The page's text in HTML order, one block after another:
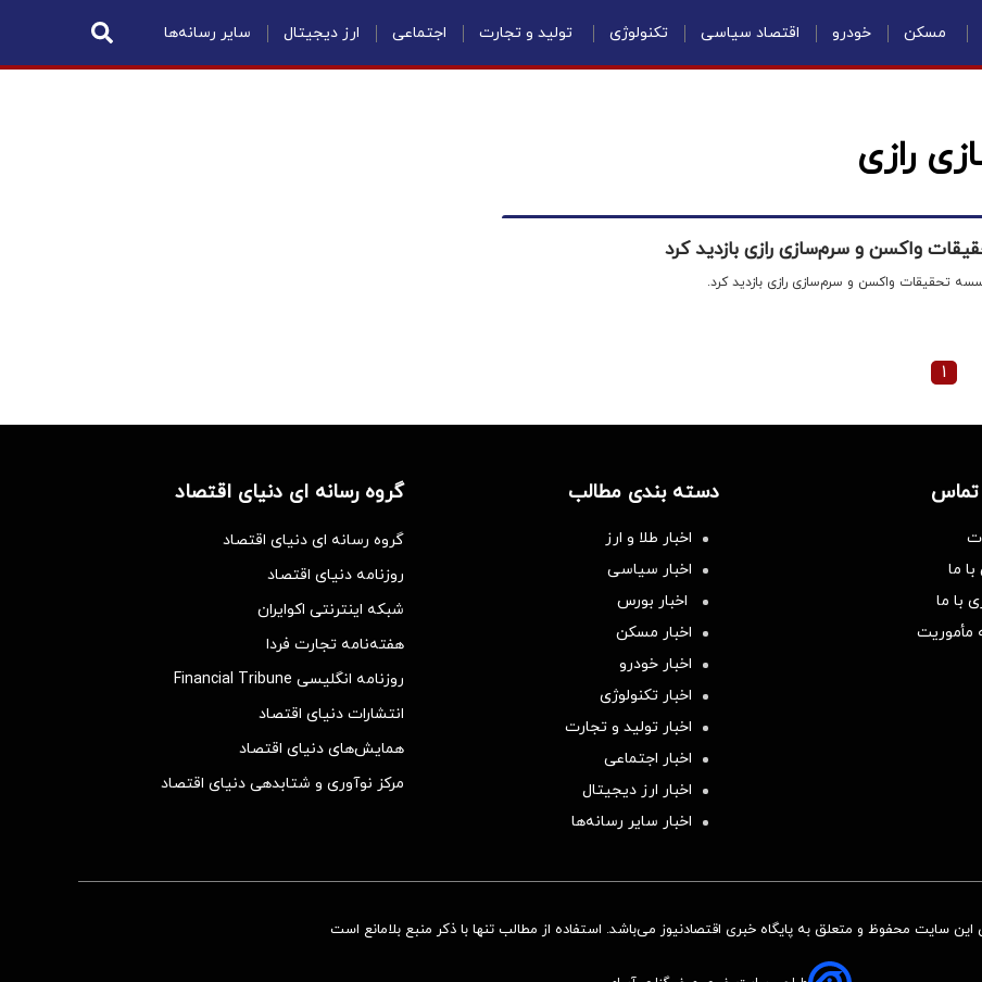
مسکن خودرو اقتصاد سیاسی تکنولوژی تولید و تجارت اجتماعی ارز دیجیتال سایر رسانه‌ها
رازی
واکسن و سرم‌سازی رازی بازدید کرد
تحقیقات واکسن و سرم‌سازی رازی بازدید کرد.
۱
تماس
ما
با ما
مأموریت
دسته بندی مطالب
اخبار طلا و ارز
اخبار سیاسی
اخبار بورس
اخبار مسکن
اخبار خودرو
اخبار تکنولوژی
اخبار تولید و تجارت
اخبار اجتماعی
اخبار ارز دیجیتال
اخبار سایر رسانه‌‌ها
گروه رسانه ای دنیای اقتصاد
گروه رسانه ای دنیای اقتصاد
روزنامه دنیای اقتصاد
شبکه اینترنتی اکوایران
هفته‌نامه تجارت فردا
روزنامه انگلیسی Financial Tribune
انتشارات دنیای اقتصاد
همایش‌های دنیای اقتصاد
مرکز نوآوری و شتابدهی دنیای اقتصاد
سایت محفوظ و متعلق به پایگاه خبری اقتصادنیوز می‌باشد. استفاده از مطالب تنها با ذکر منبع بلامانع است